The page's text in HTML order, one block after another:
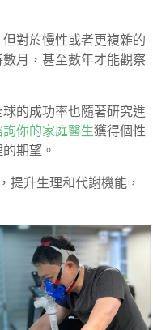
對於慢性或者更複雜的
月，甚至數年才能觀察
的成功率也隨著研究進
詢你的家庭醫生獲得個性
期望。
提升生理和代謝機能，